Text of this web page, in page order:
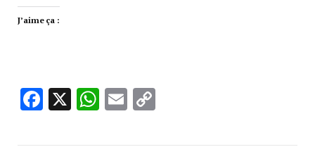
J’aime ça :
Facebook
X WhatsApp
Email